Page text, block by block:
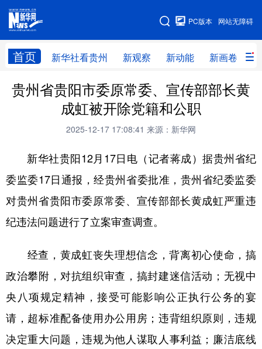
网站无障碍
PC版本
首页 新华社看贵州 新观察 新动能 新画卷
网站地图
新华社看贵州 新观察 新动能 新画卷
贵州领导 人事
直播
畅游贵州 数字贵州 律动贵州 健康贵州
光影贵州 部门之窗 县区直达 企业速递
黔南 黔西南
地方频道
北京 天津 河北 山西
贵州省贵阳市委原常委、宣传部部长黄
成虹被开除党籍和公职
2025-12-17 17:08:41 来源：新华网
新华社贵阳12月17日电（记者蒋成）据贵州省纪
委监委17日通报，经贵州省委批准，贵州省纪委监委
对贵州省贵阳市委原常委、宣传部部长黄成虹严重违
纪违法问题进行了立案审查调查。
经查，黄成虹丧失理想信念，背离初心使命，搞
政治攀附，对抗组织审查，搞封建迷信活动；无视中
央八项规定精神，接受可能影响公正执行公务的宴
请，超标准配备使用办公用房；违背组织原则，违规
决定重大问题，违规为他人谋取人事利益；廉洁底线